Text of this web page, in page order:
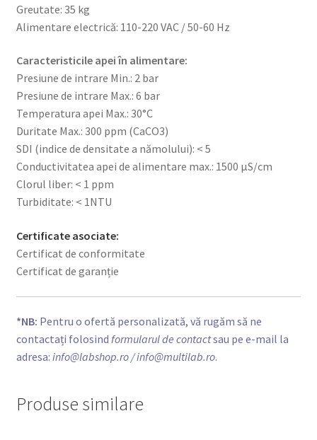
Greutate: 35 kg
Alimentare electrică: 110-220 VAC / 50-60 Hz
Caracteristicile apei în alimentare:
Presiune de intrare Min.: 2 bar
Presiune de intrare Max.: 6 bar
Temperatura apei Max.: 30°C
Duritate Max.: 300 ppm (CaCO3)
SDI (indice de densitate a nămolului): < 5
Conductivitatea apei de alimentare max.: 1500 μS/cm
Clorul liber: < 1 ppm
Turbiditate: < 1NTU
Certificate asociate:
Certificat de conformitate
Certificat de garanție
*NB: Pentru o ofertă personalizată, vă rugăm să ne
contactați folosind formularul de contactsau pe e-mail la
adresa: info@labshop.ro/ info@multilab.ro.
Produse similare